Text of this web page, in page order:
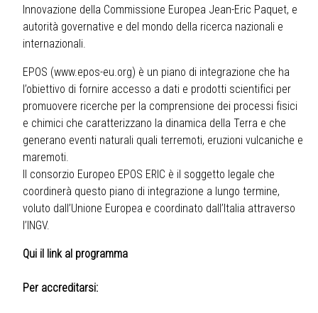
Innovazione della Commissione Europea Jean-Eric Paquet, e
autorità governative e del mondo della ricerca nazionali e
internazionali.
EPOS (www.epos-eu.org) è un piano di integrazione che ha
l’obiettivo di fornire accesso a dati e prodotti scientifici per
promuovere ricerche per la comprensione dei processi fisici
e chimici che caratterizzano la dinamica della Terra e che
generano eventi naturali quali terremoti, eruzioni vulcaniche e
maremoti.
Il consorzio Europeo EPOS ERIC è il soggetto legale che
coordinerà questo piano di integrazione a lungo termine,
voluto dall’Unione Europea e coordinato dall’Italia attraverso
l’INGV.
Qui il link al programma
Per accreditarsi: